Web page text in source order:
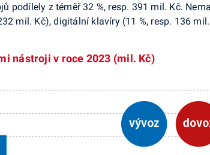
podílely z téměř 32 %, resp. 391 mil. Kč.
mil. Kč), digitální klavíry (11 %, resp. 136
nástroji v roce 2023 (mil. Kč)